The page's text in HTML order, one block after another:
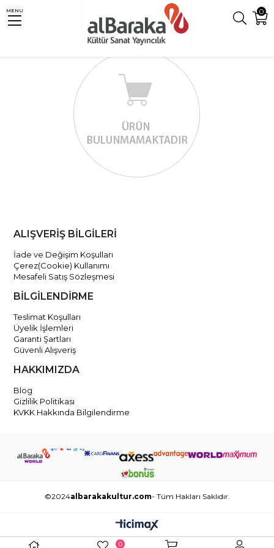
0
MENU
ALIŞVERİŞ BİLGİLERİ
İade ve Değişim Koşulları
Çerez(Cookie) Kullanımı
Mesafeli Satış Sözleşmesi
BİLGİLENDİRME
Teslimat Koşulları
Üyelik İşlemleri
Garanti Şartları
Güvenli Alışveriş
HAKKIMIZDA
Blog
Gizlilik Politikası
KVKK Hakkında Bilgilendirme
©2024albarakakultur.com- Tüm Hakları Saklıdır.
0